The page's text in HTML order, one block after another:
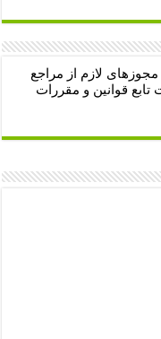
لازم از مراجع
قوانین و مقررات